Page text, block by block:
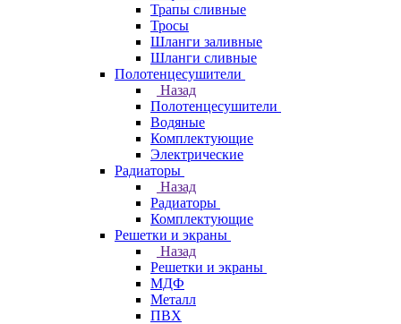
Трапы сливные
Тросы
Шланги заливные
Шланги сливные
Полотенцесушители
Назад
Полотенцесушители
Водяные
Комплектующие
Электрические
Радиаторы
Назад
Радиаторы
Комплектующие
Решетки и экраны
Назад
Решетки и экраны
МДФ
Металл
ПВХ